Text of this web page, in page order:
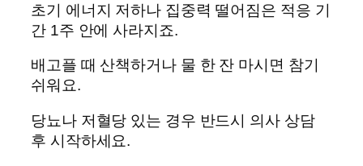
초기 에너지 저하나 집중력 떨어짐은 적응 기
간 1주 안에 사라지죠.
배고플 때 산책하거나 물 한 잔 마시면 참기
쉬워요.
당뇨나 저혈당 있는 경우 반드시 의사 상담
후 시작하세요.